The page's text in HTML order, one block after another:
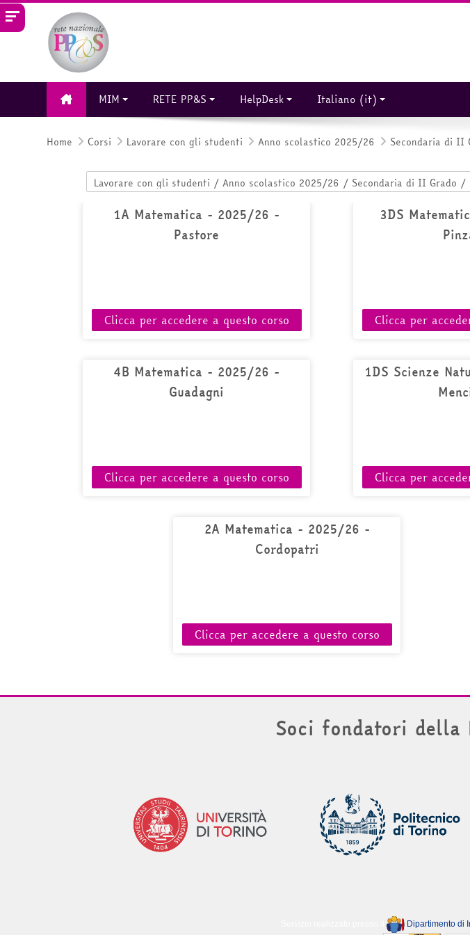
Vai al contenuto principale
MIM RETE PP&S HelpDesk Italiano ‎(it)‎
Home Corsi Lavorare con gli studenti Anno scolastico 2025/26 Secondaria di II
Categorie di corso
1A Matematica - 2025/26 -
Pastore
Clicca per accedere a questo corso
3DS
Clicca per
4B Matematica - 2025/26 -
Guadagni
Clicca per accedere a questo corso
1DS Scienze
Clicca per
2A Matematica - 2025/26 -
Cordopatri
Clicca per accedere a questo corso
Soci fondatori della
Dipartimento di